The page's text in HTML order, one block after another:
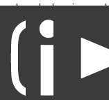
dans le tourisme
du loisirs.